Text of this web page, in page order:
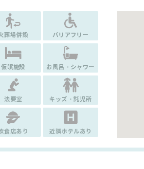
葬場併設 バリアフリー
仮眠施設 お風呂・シャワー
法要室 キッズ・託児所
食店あり 近隣ホテルあり